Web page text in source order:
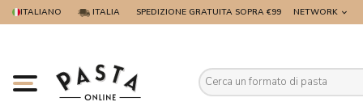
ITALIANO ITALIA SPEDIZIONE GRATUITA SOPRA €99 NETWORK